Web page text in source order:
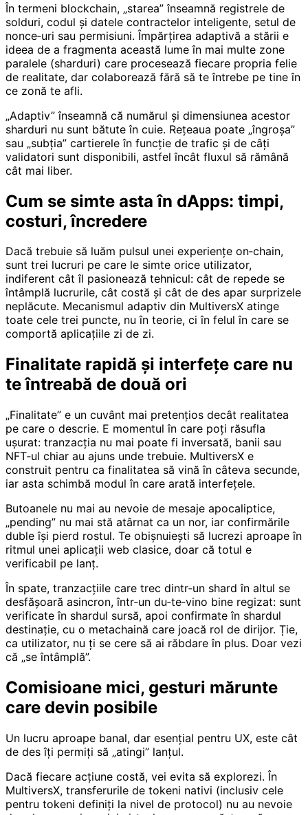
În termeni blockchain, „starea” înseamnă registrele de
solduri, codul și datele contractelor inteligente, setul de
nonce‑uri sau permisiuni. Împărțirea adaptivă a stării e
ideea de a fragmenta această lume în mai multe zone
paralele (sharduri) care procesează fiecare propria felie
de realitate, dar colaborează fără să te întrebe pe tine în
ce zonă te afli.
„Adaptiv” înseamnă că numărul și dimensiunea acestor
sharduri nu sunt bătute în cuie. Rețeaua poate „îngroșa”
sau „subția” cartierele în funcție de trafic și de câți
validatori sunt disponibili, astfel încât fluxul să rămână
cât mai liber.
Cum se simte asta în dApps: timpi,
costuri, încredere
Dacă trebuie să luăm pulsul unei experiențe on‑chain,
sunt trei lucruri pe care le simte orice utilizator,
indiferent cât îl pasionează tehnicul: cât de repede se
întâmplă lucrurile, cât costă și cât de des apar surprizele
neplăcute. Mecanismul adaptiv din MultiversX atinge
toate cele trei puncte, nu în teorie, ci în felul în care se
comportă aplicațiile zi de zi.
Finalitate rapidă și interfețe care nu
te întreabă de două ori
„Finalitate” e un cuvânt mai pretențios decât realitatea
pe care o descrie. E momentul în care poți răsufla
ușurat: tranzacția nu mai poate fi inversată, banii sau
NFT‑ul chiar au ajuns unde trebuie. MultiversX e
construit pentru ca finalitatea să vină în câteva secunde,
iar asta schimbă modul în care arată interfețele.
Butoanele nu mai au nevoie de mesaje apocaliptice,
„pending” nu mai stă atârnat ca un nor, iar confirmările
duble își pierd rostul. Te obișnuiești să lucrezi aproape în
ritmul unei aplicații web clasice, doar că totul e
verificabil pe lanț.
În spate, tranzacțiile care trec dintr‑un shard în altul se
desfășoară asincron, într‑un du‑te‑vino bine regizat: sunt
verificate în shardul sursă, apoi confirmate în shardul
destinație, cu o metachaină care joacă rol de dirijor. Ție,
ca utilizator, nu ți se cere să ai răbdare în plus. Doar vezi
că „se întâmplă”.
Comisioane mici, gesturi mărunte
care devin posibile
Un lucru aproape banal, dar esențial pentru UX, este cât
de des îți permiți să „atingi” lanțul.
Dacă fiecare acțiune costă, vei evita să explorezi. În
MultiversX, transferurile de tokeni nativi (inclusiv cele
pentru tokeni definiți la nivel de protocol) nu au nevoie